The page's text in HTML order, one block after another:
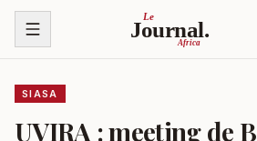
Ruka kwenye yaliyomo
Le
Journal.
Africa
SIASA
UVIRA : meeting de